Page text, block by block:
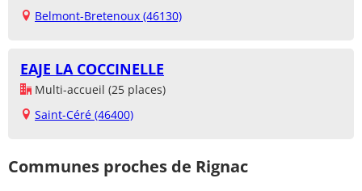
Belmont-Bretenoux (46130)
EAJE LA COCCINELLE
Multi-accueil (25 places)
Saint-Céré (46400)
Communes proches de Rignac